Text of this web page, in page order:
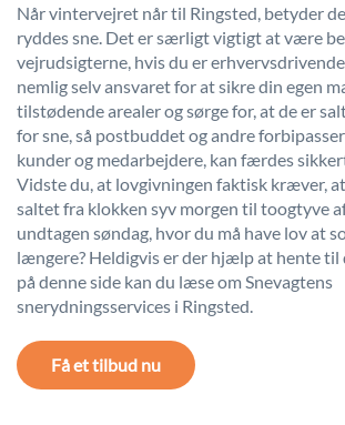
Når vintervejret når til Ringsted, betyder
ryddes sne. Det er særligt vigtigt at være
vejrudsigterne, hvis du er
nemlig selv ansvaret for at sikre din egen
tilstødende arealer og sørge for, at de er
for sne, så postbuddet og andre
kunder og medarbejdere, kan færdes
Vidste du, at lovgivningen faktisk kræver,
saltet fra klokken syv morgen til toogtyve
undtagen søndag, hvor du må have lov at
længere? Heldigvis er der hjælp at hente til
på denne side kan du læse om Snevagtens
snerydningsservices i Ringsted.
Få et tilbud nu